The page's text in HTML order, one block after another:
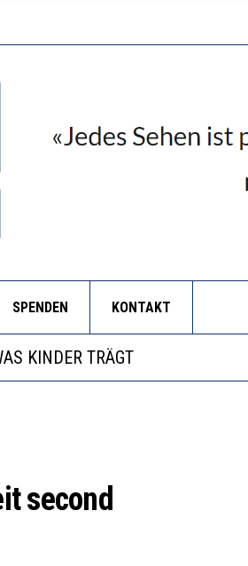
SPENDEN KONTAKT
DES
KINDER TRÄGT
REGELRECHTEN
second